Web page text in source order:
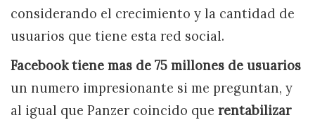
considerando el crecimiento y la cantidad de
usuarios que tiene esta red social.
Facebook tiene mas de 75 millones de usuarios
un numero impresionante si me preguntan, y
al igual que Panzer coincido que rentabilizar